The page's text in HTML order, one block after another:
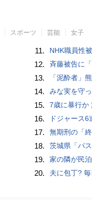
スポーツ 芸能 女子
11. NHK職員性
12. 斉藤被告に
13. 「泥酔者」
14. みな実を守
15. 7歳に暴行か
16. ドジャース
17. 無期刑の「
18. 茨城県「パ
19. 家の隣が民
20. 夫に包丁?